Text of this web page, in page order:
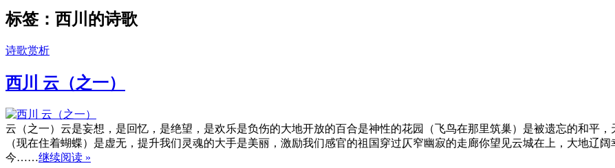
标签：西川的诗歌
诗歌赏析
西川 云（之一）
云（之一）云是妄想，是回忆，是绝望，是欢乐是负伤的大地开放的百合是神性的花园（飞鸟在那里筑巢）是被遗忘的和平
（现在住着蝴蝶）是虚无，提升我们灵魂的大手是美丽，激励我们感官的祖国穿过仄窄幽寂的走廊你望见云城在上，大地辽
今……继续阅读 »